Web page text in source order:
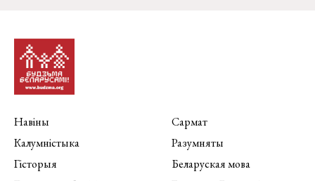
Навіны
Калумністыка
Гісторыя
Сармат
Разумняты
Беларуская мова